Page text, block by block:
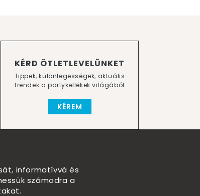
KÉRD ÖTLETLEVELÜNKET
Tippek, különlegességek, aktuális
trendek a partykellékek világából
KÉREM
informatívvá és
számodra a